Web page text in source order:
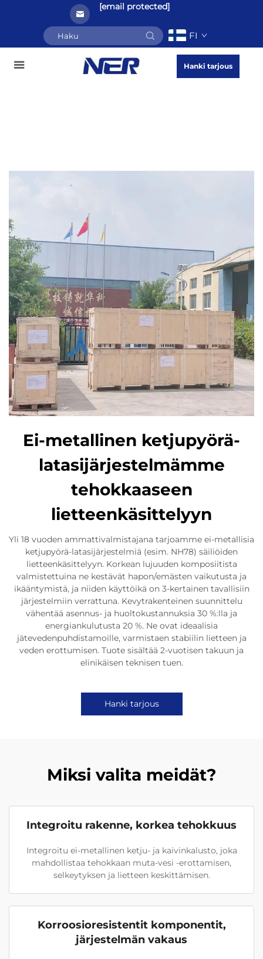
[email protected]
FI
Hanki tarjous
Ei-metallinen ketjupyörä-
latasijärjestelmämme
tehokkaaseen
lietteenkäsittelyyn
Yli 18 vuoden ammattivalmistajana tarjoamme ei-metallisia
ketjupyörä-latasijärjestelmiä (esim. NH78) säiliöiden
lietteenkäsittelyyn. Korkean lujuuden komposiitista
valmistettuina ne kestävät hapon/emästen vaikutusta ja
ikääntymistä, ja niiden käyttöikä on 3-kertainen tavallisiin
järjestelmiin verrattuna. Kevytrakenteinen suunnittelu
vähentää asennus- ja huoltokustannuksia 30 %:lla ja
energiankulutusta 20 %. Ne ovat ideaalisia
jätevedenpuhdistamoille, varmistaen stabiilin lietteen ja
veden erottumisen. Tuote sisältää 2-vuotisen takuun ja
elinikäisen teknisen tuen.
Hanki tarjous
Miksi valita meidät?
Integroitu rakenne, korkea tehokkuus
Integroitu ei-metallinen ketju- ja kaivinkalusto, joka
mahdollistaa tehokkaan muta-vesi -erottamisen,
selkeytyksen ja lietteen keskittämisen.
Korroosioresistentit komponentit,
järjestelmän vakaus